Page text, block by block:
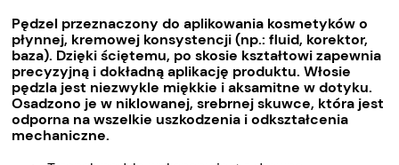
Pędzel przeznaczony do aplikowania kosmetyków o
płynnej, kremowej konsystencji (np.: fluid, korektor,
baza). Dzięki ściętemu, po skosie kształtowi zapewnia
precyzyjną i dokładną aplikację produktu. Włosie
pędzla jest niezwykle miękkie i aksamitne w dotyku.
Osadzono je w niklowanej, srebrnej skuwce, która jest
odporna na wszelkie uszkodzenia i odkształcenia
mechaniczne.